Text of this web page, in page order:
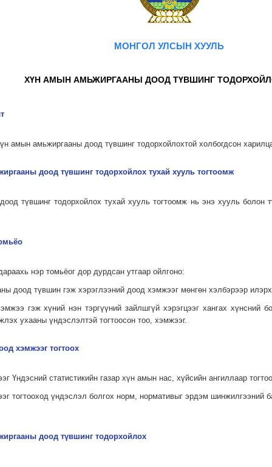
МОНГОЛ УЛСЫН ХУУЛЬ
ХҮН АМЫН АМЬЖИРГААНЫ ДООД ТҮВШИНГ
амын амьжиргааны доод түвшинг тодорхойлохтой холбогдсон
доод түвшинг тодорхойлох тухай хууль тогтоомж
түвшинг тодорхойлох тухай хууль тогтоомж нь энэ хууль болон
нэр томьёог дор дурдсан утгаар ойлгоно:
доод түвшин гэж хэрэглээний доод хэмжээг мөнгөн хэлбэрээр
гэж хүний нэн тэргүүний зайлшгүй хэрэгцээг хангах хүнсний
ухааны үндэслэлтэй тогтоосон тоо, хэмжээг.
хэмжээг тогтоох
Үндэсний статистикийн газар хүн амын нас, хүйсийн ангиллаар
тогтооход үндэслэл болгох норм, нормативыг эрдэм шинжилгээний
доод түвшинг тодорхойлох